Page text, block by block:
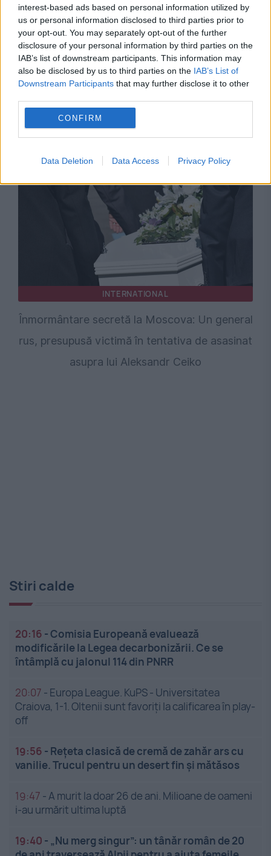
interest-based ads based on personal information utilized by
us or personal information disclosed to third parties prior to
your opt-out. You may separately opt-out of the further
disclosure of your personal information by third parties on the
IAB’s list of downstream participants. This information may
also be disclosed by us to third parties on the IAB’s List of
Downstream Participants that may further disclose it to other
CONFIRM
Data Deletion Data Access Privacy Policy
SOCIAL
Cadavru carbonizat găsit într-o clădire
părăsită din Pitești. Primele concluzii ale
INTERNATIONAL
Înmormântare secretă la Moscova: Un general
rus, presupusă victimă în tentativa de asasinat
asupra lui Aleksandr Ceiko
Stiri calde
20:16 -Comisia Europeană evaluează
modificările la Legea decarbonizării. Ce se
întâmplă cu jalonul 114 din PNRR
20:07 - Europa League. KuPS - Universitatea
Craiova, 1-1. Oltenii sunt favoriți la calificarea în play-
off
19:56 - Rețeta clasică de cremă de zahăr ars cu
vanilie. Trucul pentru un desert fin și mătăsos
19:47 -A murit la doar 26 de ani. Milioane de oameni
i-au urmărit ultima luptă
19:40 - „Nu merg singur”: un tânăr român de 20